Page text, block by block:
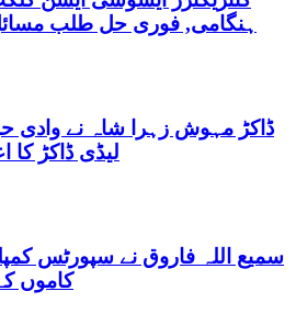
ہنگامی, فوری حل طلب
ڈاکڑ مہوش زہرا شاہ نے وادی
لیڈی ڈاکڑ کا
سمیع اللہ فاروق نے سپورٹس
کاموں